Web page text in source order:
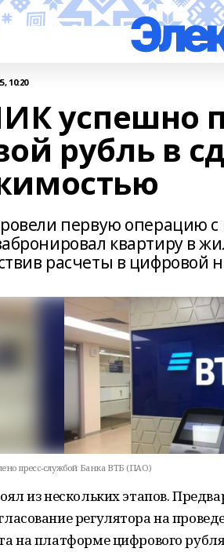
10:20
успешно
рубль в
первую операцию с
квартиру в
расчеты в цифровой
пресс-службой Банка ВТБ (ПАО)
из нескольких этапов.
регулятора на
на платформе цифрового